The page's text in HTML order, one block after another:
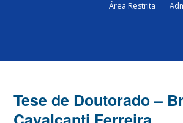
Área Restrita
Tese de Doutorado –